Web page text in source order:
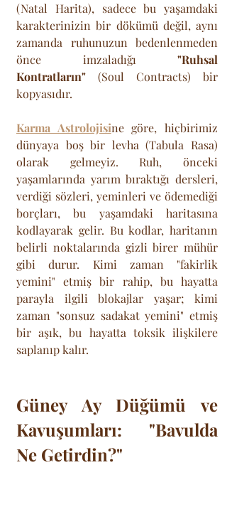
(Natal Harita), sadece bu yaşamdaki
karakterinizin bir dökümü değil, aynı
zamanda ruhunuzun bedenlenmeden
önce imzaladığı "Ruhsal
Kontratların" (Soul Contracts) bir
kopyasıdır.
Karma Astrolojisine göre, hiçbirimiz
dünyaya boş bir levha (Tabula Rasa)
olarak gelmeyiz. Ruh, önceki
yaşamlarında yarım bıraktığı dersleri,
verdiği sözleri, yeminleri ve ödemediği
borçları, bu yaşamdaki haritasına
kodlayarak gelir. Bu kodlar, haritanın
belirli noktalarında gizli birer mühür
gibi durur. Kimi zaman "fakirlik
yemini" etmiş bir rahip, bu hayatta
parayla ilgili blokajlar yaşar; kimi
zaman "sonsuz sadakat yemini" etmiş
bir aşık, bu hayatta toksik ilişkilere
saplanıp kalır.
Güney Ay Düğümü ve
Kavuşumları: "Bavulda
Ne Getirdin?"